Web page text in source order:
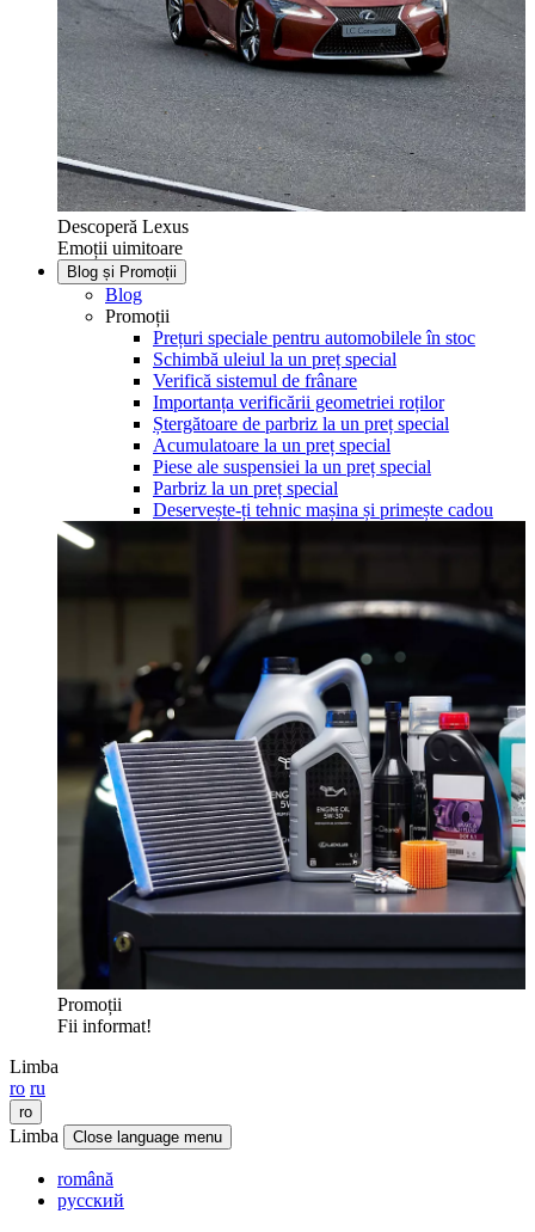
Descoperă Lexus
Emoții uimitoare
Blog și Promoții
Blog
Promoții
Prețuri speciale pentru automobilele în stoc
Schimbă uleiul la un preț special
Verifică sistemul de frânare
Importanța verificării geometriei roților
Ștergătoare de parbriz la un preț special
Acumulatoare la un preț special
Piese ale suspensiei la un preț special
Parbriz la un preț special
Deservește-ți tehnic mașina și primește cadou
Promoții
Fii informat!
Limba
ro ru
ro
Limba Close language menu
română
русский